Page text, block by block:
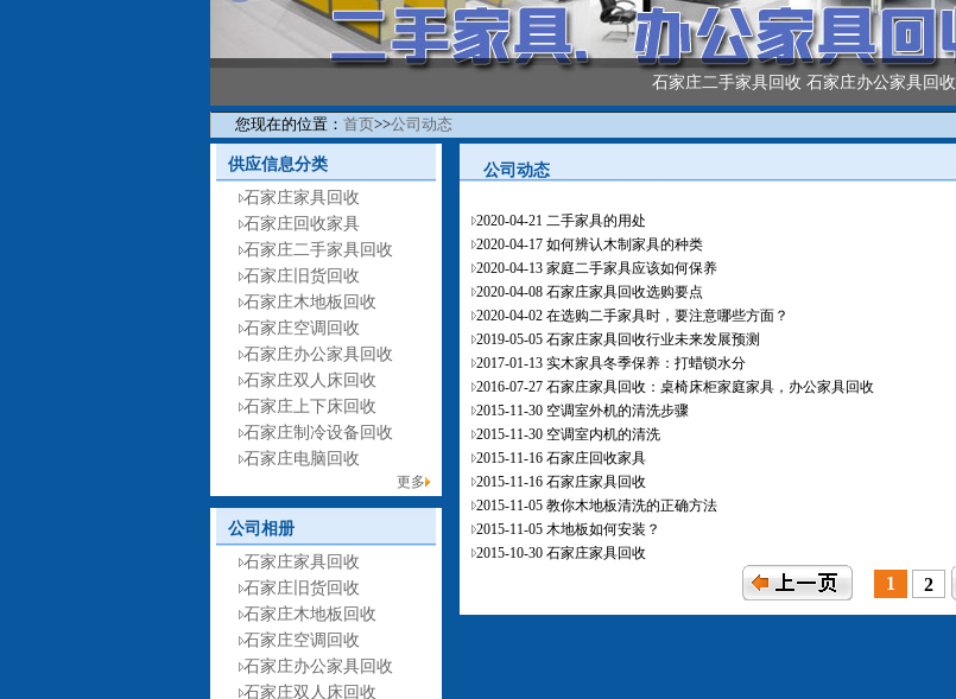
石家庄二手家具回收 石家庄办公家具回收
您现在的位置： 首页>>公司动态
供应信息分类
石家庄家具回收
石家庄回收家具
石家庄二手家具回收
石家庄旧货回收
石家庄木地板回收
石家庄空调回收
石家庄办公家具回收
石家庄双人床回收
石家庄上下床回收
石家庄制冷设备回收
石家庄电脑回收
更多
公司相册
石家庄家具回收
石家庄旧货回收
石家庄木地板回收
石家庄空调回收
石家庄办公家具回收
石家庄双人床回收
公司动态
2020-04-21 二手家具的用处
2020-04-17 如何辨认木制家具的种类
2020-04-13 家庭二手家具应该如何保养
2020-04-08 石家庄家具回收选购要点
2020-04-02 在选购二手家具时，要注意哪些方面？
2019-05-05 石家庄家具回收行业未来发展预测
2017-01-13 实木家具冬季保养：打蜡锁水分
2016-07-27 石家庄家具回收：桌椅床柜家庭家具，办公家具回收
2015-11-30 空调室外机的清洗步骤
2015-11-30 空调室内机的清洗
2015-11-16 石家庄回收家具
2015-11-16 石家庄家具回收
2015-11-05 教你木地板清洗的正确方法
2015-11-05 木地板如何安装？
2015-10-30 石家庄家具回收
1 2